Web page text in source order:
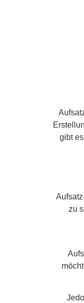
gibt
zu